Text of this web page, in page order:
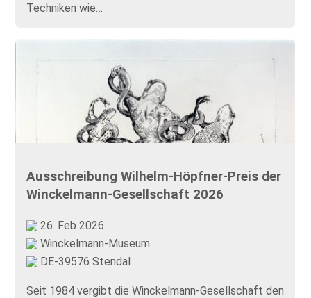
Techniken wie…
Ausschreibung Wilhelm-Höpfner-Preis der
Winckelmann-Gesellschaft 2026
26. Feb 2026
Winckelmann-Museum
DE-39576 Stendal
Seit 1984 vergibt die Winckelmann-Gesellschaft den